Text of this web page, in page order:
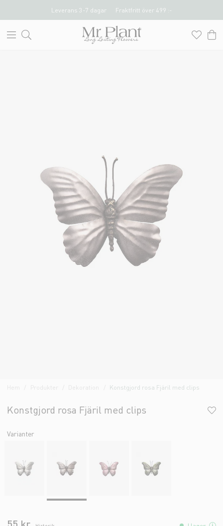
Leverans 3-7 dagar Fraktfritt över 499 :-
Hem Produkter Dekoration Konstgjord rosa Fjäril med clips
Konstgjord rosa Fjäril med clips
Varianter